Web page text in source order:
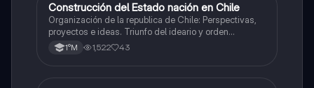
Historia
Construcción del Estado nación en Chile
Organización de la republica de Chile: Perspectivas,
proyectos e ideas. Triunfo del ideario y orden
conservador. Constitución de 1833. "Era Portaliana"
1°M 1,522 43